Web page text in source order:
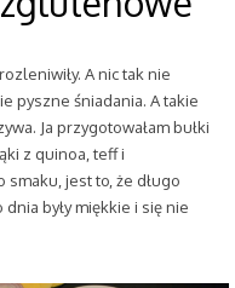
A nic tak nie
pyszne śniadania. A takie
Ja przygotowałam bułki
z quinoa, teff i
jest to, że długo
były miękkie i się nie